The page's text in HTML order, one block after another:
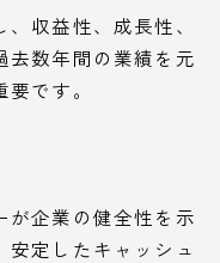
収益性、成長性、
去数年間の業績を元
です。
が企業の健全性を示
定したキャッシュ